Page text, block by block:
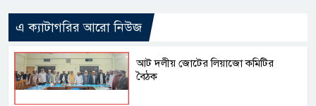
এ ক্যাটাগরির আরো নিউজ
আট দলীয় জোটের লিয়াজো কমিটির
বৈঠক